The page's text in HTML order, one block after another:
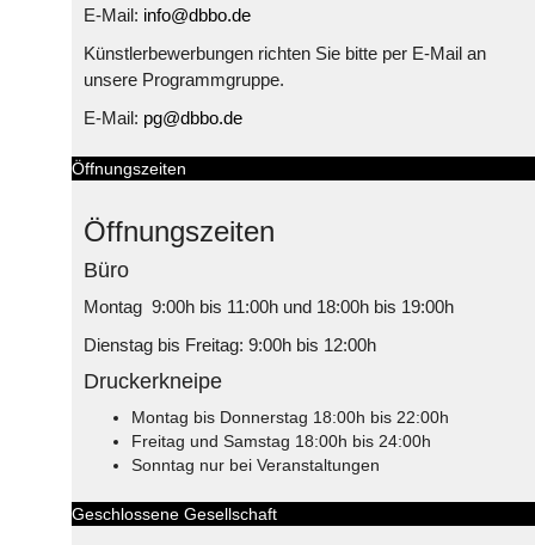
E-Mail: info@dbbo.de
Künstlerbewerbungen richten Sie bitte per E-Mail an
unsere Programmgruppe.
E-Mail: pg@dbbo.de
Öffnungszeiten
Öffnungszeiten
Büro
Montag 9:00h bis 11:00h und 18:00h bis 19:00h
Dienstag bis Freitag: 9:00h bis 12:00h
Druckerkneipe
Montag bis Donnerstag 18:00h bis 22:00h
Freitag und Samstag 18:00h bis 24:00h
Sonntag nur bei Veranstaltungen
Geschlossene Gesellschaft